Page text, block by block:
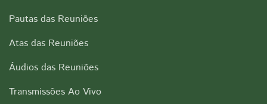
Pautas das Reuniões
Atas das Reuniões
Áudios das Reuniões
Transmissões Ao Vivo